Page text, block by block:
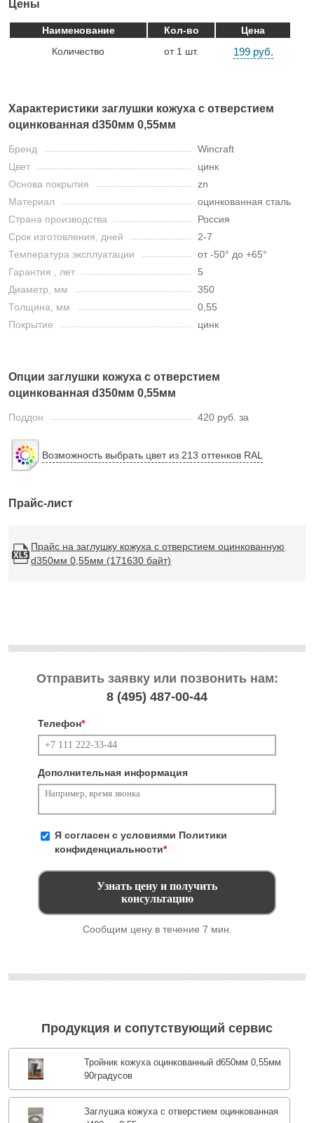
Цены
Наименование Кол-во
Цена
Количество
от 1 шт. 199 руб.
Характеристики заглушки кожуха с отверстием
оцинкованная d350мм 0,55мм
Бренд
Wincraft
Цвет
цинк
Основа покрытия
zn
Материал
оцинкованная сталь
Страна производства
Россия
Срок изготовления, дней
2-7
Температура эксплуатации
от -50° до +65°
Гарантия , лет
5
Диаметр, мм
350
Толщина, мм
0,55
Покрытие
цинк
Опции заглушки кожуха с отверстием
оцинкованная d350мм 0,55мм
Поддон 420 руб. за
Возможность выбрать цвет из 213 оттенков RAL
Прайс-лист
Прайс на заглушку кожуха с отверстием оцинкованную
d350мм 0,55мм (171630 байт)
Отправить заявку или позвонить нам:
8 (495) 487-00-44
Телефон*
Дополнительная информация
Я согласен с условиями Политики
конфиденциальности*
Сообщим цену в течение 7 мин.
Продукция и сопутствующий сервис
Тройник кожуха оцинкованный d650мм 0,55мм
90градусов
Заглушка кожуха с отверстием оцинкованная